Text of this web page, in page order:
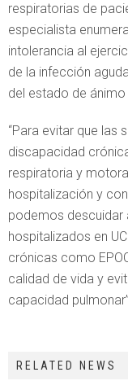
respiratorias de
especialista
intolerancia al
de la infección
del estado de
“Para evitar que las
discapacidad
respiratoria y
hospitalización y
podemos descuidar
hospitalizados en
crónicas como
calidad de vida y
capacidad
RELATED NEWS